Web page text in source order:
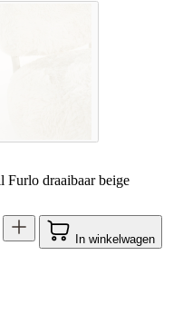
Furlo draaibaar beige
In winkelwagen